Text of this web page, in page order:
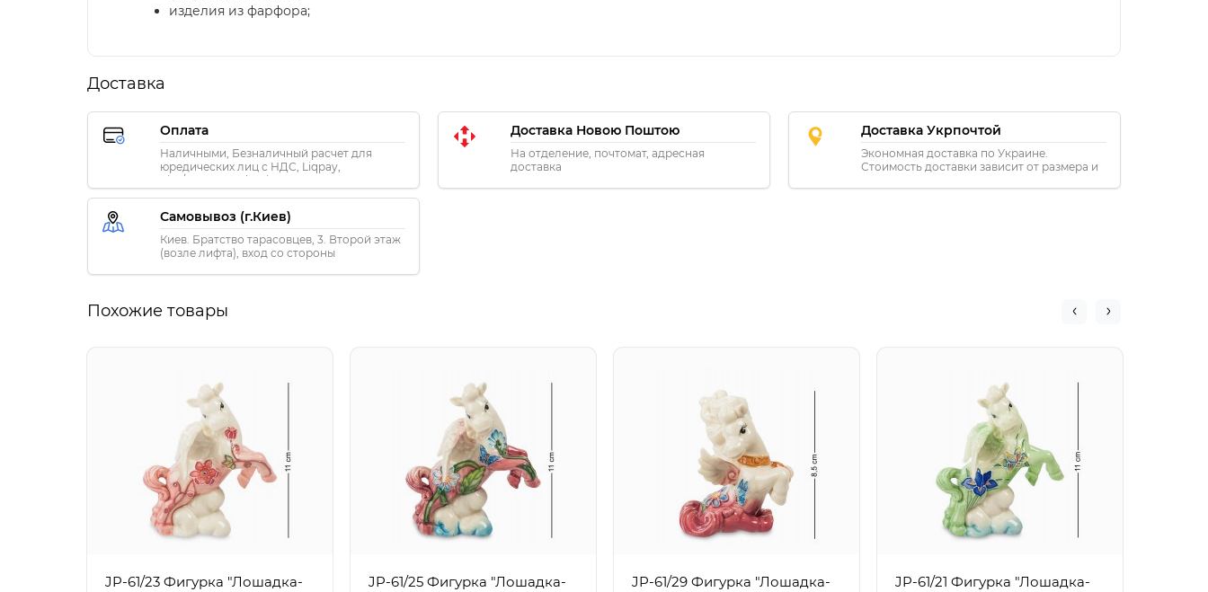
изделия из фарфора;
Доставка
Оплата
Наличными, Безналичный расчет для
юредических лиц с НДС, Liqpay,
Visa/MasterCard, Privat24
Доставка Новою Поштою
На отделение, почтомат, адресная
доставка
Доставка Укрпочтой
Экономная доставка по Украине.
Стоимость доставки зависит от размера и
Самовывоз (г.Киев)
Киев. Братство тарасовцев, 3. Второй этаж
(возле лифта), вход со стороны
Похожие товары
JP-61/23 Фигурка "Лошадка-
JP-61/25 Фигурка "Лошадка-
JP-61/29 Фигурка "Лошадка-
JP-61/21 Фигурка "Лошадка-